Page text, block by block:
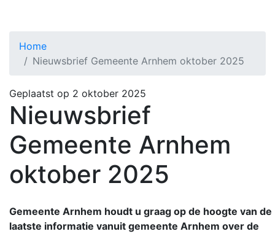
Home
Nieuwsbrief Gemeente Arnhem oktober 2025
Geplaatst op 2 oktober 2025
Nieuwsbrief
Gemeente Arnhem
oktober 2025
Gemeente Arnhem houdt u graag op de hoogte van de
laatste informatie vanuit gemeente Arnhem over de